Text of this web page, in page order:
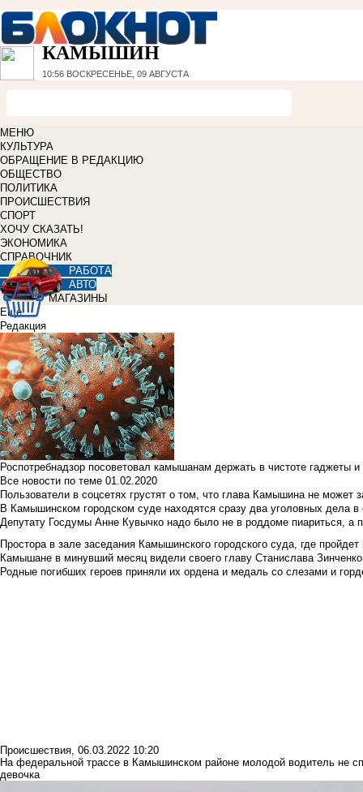
КАМЫШИН
10:56 ВОСКРЕСЕНЬЕ, 09 АВГУСТА
МЕНЮ
КУЛЬТУРА
ОБРАЩЕНИЕ В РЕДАКЦИЮ
ОБЩЕСТВО
ПОЛИТИКА
ПРОИСШЕСТВИЯ
СПОРТ
ХОЧУ СКАЗАТЬ!
ЭКОНОМИКА
СПРАВОЧНИК
РАБОТА
АВТО
МАГАЗИНЫ
Еще
Редакция
Роспотребнадзор посоветовал камышанам держать в чистоте гаджеты
Все новости по теме 01.02.2020
Пользователи в соцсетях грустят о том, что глава Камышина не может
В Камышинском городском суде находятся сразу два уголовных дела
Депутату Госдумы Анне Кувычко надо было не в роддоме пиариться, а
Простора в зале заседания Камышинского городского суда, где
Камышане в минувший месяц видели своего главу Станислава Зинченко
Родные погибших героев приняли их ордена и медаль со слезами и
Происшествия, 06.03.2022 10:20
На федеральной трассе в Камышинском районе молодой водитель не
девочка